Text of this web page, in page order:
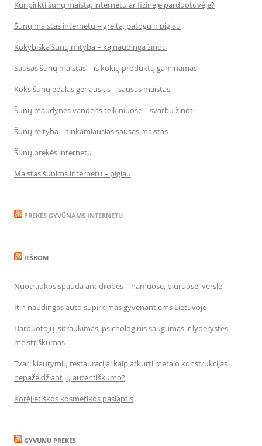
Kur pirkti šunų maistą: internetu ar fizinėje parduotuvėje?
Šunų maistas internetu – greita, patogu ir pigiau
Kokybiška šunų mityba – ką naudinga žinoti
Sausas šunų maistas – iš kokių produktų gaminamas
Koks šunų ėdalas geriausias – sausas maistas
Šunų maudynės vandens telkiniuose – svarbu žinoti
Šunų mityba – tinkamiausias sausas maistas
Šunų prekės internetu
Maistas šunims internetu – pigiau
PREKĖS GYVŪNAMS INTERNETU
IEŠKOM
Nuotraukos spauda ant drobės – namuose, biuruose, versle
Itin naudingas auto supirkimas gyvenantiems Lietuvoje
Darbuotojų įsitraukimas, psichologinis saugumas ir lyderystės
meistriškumas
Tvari kiaurymių restauracija: kaip atkurti metalo konstrukcijas
nepažeidžiant jų autentiškumo?
Korėjietiškos kosmetikos paslaptis
GYVUNU PREKES